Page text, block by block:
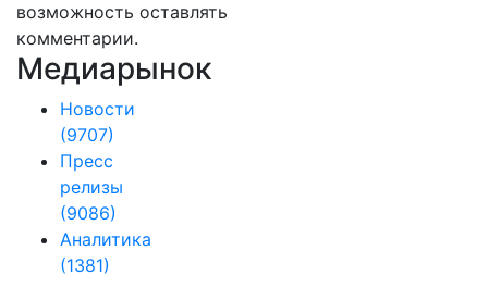
возможность оставлять
комментарии.
Медиарынок
Новости
(9707)
Пресс
релизы
(9086)
Аналитика
(1381)